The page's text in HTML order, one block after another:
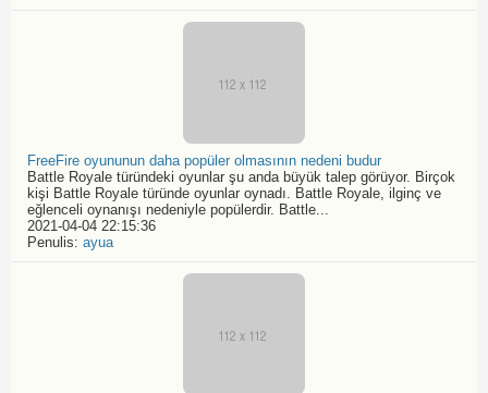
FreeFire oyununun daha popüler olmasının nedeni budur
Battle Royale türündeki oyunlar şu anda büyük talep görüyor. Birçok
kişi Battle Royale türünde oyunlar oynadı. Battle Royale, ilginç ve
eğlenceli oynanışı nedeniyle popülerdir. Battle...
2021-04-04 22:15:36
Penulis: ayua